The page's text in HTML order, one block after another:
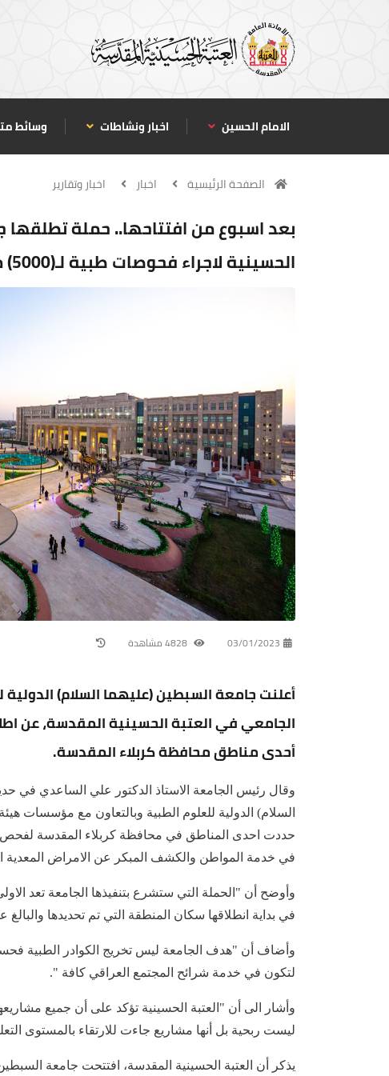
الامام الحسين اخبار ونشاطات وسائط
الصفحة الرئيسية اخبار اخبار وتقارير
بعد اسبوع من افتتاحها.. حملة تطلقها
الحسينية لاجراء فحوصات طبية لـ(5000) مواطن (مجانا)
03/01/2023
أعلنت جامعة السبطين (عليهما السلام) الدولية
أحدى مناطق محافظة كربلاء المقدسة.
وقال رئيس الجامعة الاستاذ الدكتور علي الساعدي في
السلام) الدولية للعلوم الطبية وبالتعاون مع مؤسسات
حددت احدى المناطق في محافظة كربلاء المقدسة لفحص
في خدمة المواطن والكشف المبكر عن الامراض المعدية
وأوضح أن "الحملة التي ستشرع بتنفيذها الجامعة تعد
في بداية انطلاقها سكان المنطقة التي تم تحديدها والبالغ عددهم
وأضاف أن "هدف الجامعة ليس تخريج الكوادر الطبية
لتكون في خدمة شرائح المجتمع العراقي كافة ".
وأشار الى أن "العتبة الحسينية تؤكد على أن جميع
ليست ربحية بل أنها مشاريع جاءت للارتقاء بالمستوى